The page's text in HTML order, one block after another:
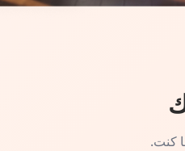
كنت.